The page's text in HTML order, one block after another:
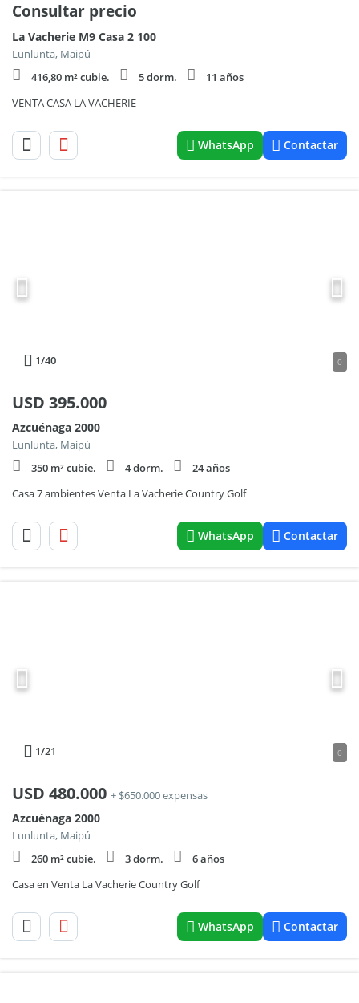
Consultar precio
La Vacherie M9 Casa 2 100
Lunlunta, Maipú
416,80 m² cubie.
5 dorm.
11 años
VENTA CASA LA VACHERIE
WhatsApp Contactar
1/40 0
USD 395.000
Azcuénaga 2000
Lunlunta, Maipú
350 m² cubie.
4 dorm.
24 años
Casa 7 ambientes Venta La Vacherie Country Golf
WhatsApp Contactar
1/21 0
USD 480.000 + $650.000 expensas
Azcuénaga 2000
Lunlunta, Maipú
260 m² cubie.
3 dorm.
6 años
Casa en Venta La Vacherie Country Golf
WhatsApp Contactar